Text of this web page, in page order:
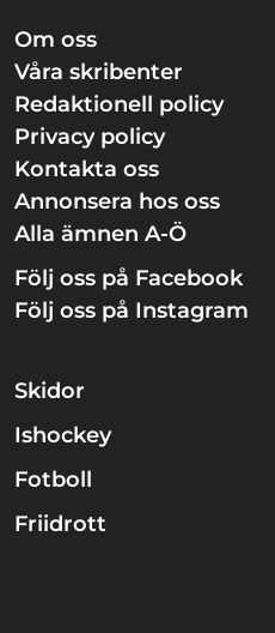
Om oss
Våra skribenter
Redaktionell policy
Privacy policy
Kontakta oss
Annonsera hos oss
Alla ämnen A-Ö
Följ oss på Facebook
Följ oss på Instagram
Skidor
Ishockey
Fotboll
Friidrott